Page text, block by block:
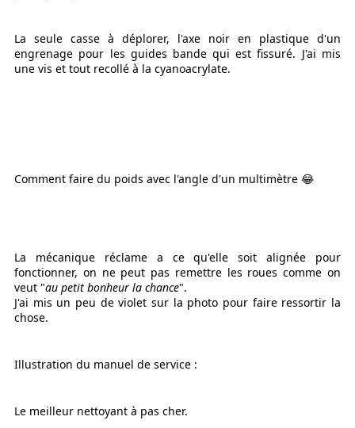
La seule casse à déplorer, l'axe noir en plastique d'un
engrenage pour les guides bande qui est fissuré. J'ai mis
une vis et tout recollé à la cyanoacrylate.
Comment faire du poids avec l'angle d'un multimètre 😂
La mécanique réclame a ce qu'elle soit alignée pour
fonctionner, on ne peut pas remettre les roues comme on
veut "au petit bonheur la chance".
J'ai mis un peu de violet sur la photo pour faire ressortir la
chose.
Illustration du manuel de service :
Le meilleur nettoyant à pas cher.